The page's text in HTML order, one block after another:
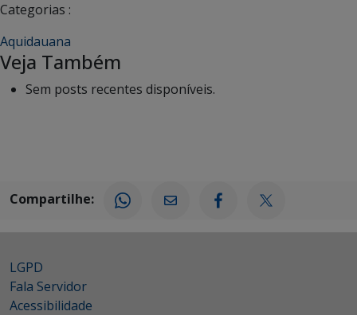
Categorias :
Aquidauana
Veja Também
Sem posts recentes disponíveis.
Compartilhe:
LGPD
Fala Servidor
Acessibilidade